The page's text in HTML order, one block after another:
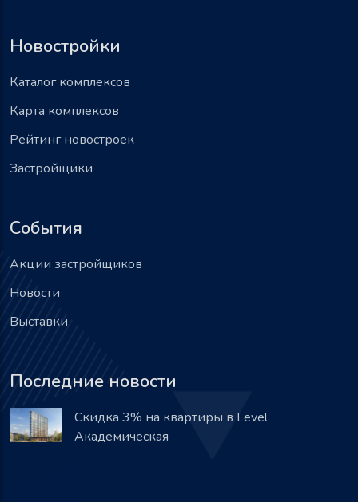
Новостройки
Каталог комплексов
Карта комплексов
Рейтинг новостроек
Застройщики
События
Акции застройщиков
Новости
Выставки
Последние новости
Скидка 3% на квартиры в Level
Академическая